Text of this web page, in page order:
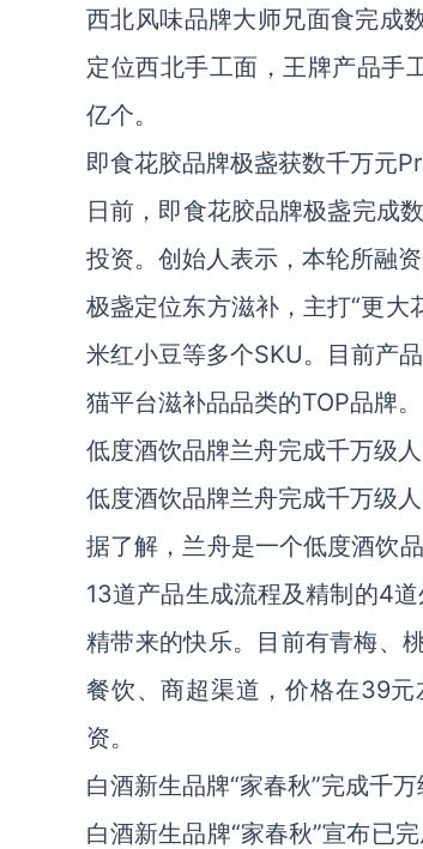
西北风味品牌大师兄面食完成
定位西北手工面，王牌产品手
亿个。
即食花胶品牌极盏获数千万元
日前，即食花胶品牌极盏完成
投资。创始人表示，本轮所融
极盏定位东方滋补，主打“更
米红小豆等多个SKU。目前产
猫平台滋补品品类的TOP品牌。
低度酒饮品牌兰舟完成千万级
低度酒饮品牌兰舟完成千万级
据了解，兰舟是一个低度酒饮
13道产品生成流程及精制的4
精带来的快乐。目前有青梅、
餐饮、商超渠道，价格在39
资。
白酒新生品牌“家春秋”完成千
白酒新生品牌“家春秋”宣布已